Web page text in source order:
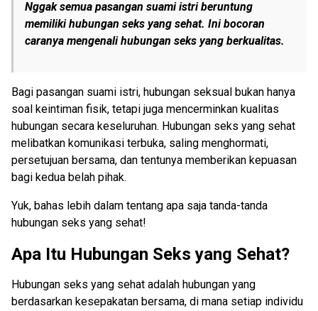
Nggak semua pasangan suami istri beruntung
memiliki hubungan seks yang sehat. Ini bocoran
caranya mengenali hubungan seks yang berkualitas.
Bagi pasangan suami istri, hubungan seksual bukan hanya
soal keintiman fisik, tetapi juga mencerminkan kualitas
hubungan secara keseluruhan. Hubungan seks yang sehat
melibatkan komunikasi terbuka, saling menghormati,
persetujuan bersama, dan tentunya memberikan kepuasan
bagi kedua belah pihak.
Yuk, bahas lebih dalam tentang apa saja tanda-tanda
hubungan seks yang sehat!
Apa Itu Hubungan Seks yang Sehat?
Hubungan seks yang sehat adalah hubungan yang
berdasarkan kesepakatan bersama, di mana setiap individu